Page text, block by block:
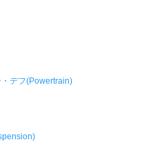
・デフ(Powertrain)